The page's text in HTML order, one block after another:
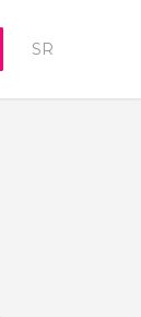
SR